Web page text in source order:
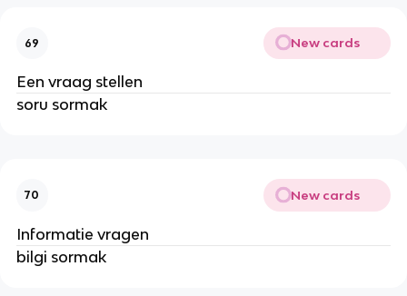
69 New cards
Een vraag stellen
soru sormak
70 New cards
Informatie vragen
bilgi sormak